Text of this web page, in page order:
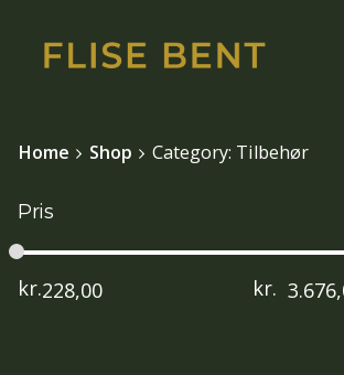
content
Home Shop Category: Tilbehør
Pris
kr. kr.